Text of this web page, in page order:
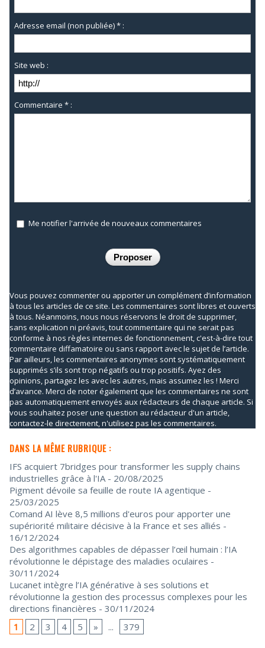
Adresse email (non publiée) * :
Site web :
Commentaire * :
Me notifier l'arrivée de nouveaux commentaires
Vous pouvez commenter ou apporter un complément d’information
à tous les articles de ce site. Les commentaires sont libres et ouverts
à tous. Néanmoins, nous nous réservons le droit de supprimer,
sans explication ni préavis, tout commentaire qui ne serait pas
conforme à nos règles internes de fonctionnement, c'est-à-dire tout
commentaire diffamatoire ou sans rapport avec le sujet de l’article.
Par ailleurs, les commentaires anonymes sont systématiquement
supprimés s’ils sont trop négatifs ou trop positifs. Ayez des
opinions, partagez les avec les autres, mais assumez les ! Merci
d’avance. Merci de noter également que les commentaires ne sont
pas automatiquement envoyés aux rédacteurs de chaque article. Si
vous souhaitez poser une question au rédacteur d'un article,
contactez-le directement, n'utilisez pas les commentaires.
DANS LA MÊME RUBRIQUE :
IFS acquiert 7bridges pour transformer les supply chains
industrielles grâce à l'IA - 20/08/2025
Pigment dévoile sa feuille de route IA agentique -
25/03/2025
Comand AI lève 8,5 millions d'euros pour apporter une
supériorité militaire décisive à la France et ses alliés -
16/12/2024
Des algorithmes capables de dépasser l’œil humain : l’IA
révolutionne le dépistage des maladies oculaires -
30/11/2024
Lucanet intègre l’IA générative à ses solutions et
révolutionne la gestion des processus complexes pour les
directions financières - 30/11/2024
1
2 3 4 5 » ... 379